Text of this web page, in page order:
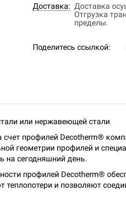
Доставка: Доставка
Отгрузка
пределы.
Поделитесь ссылкой:
или нержавеющей стали
счет профилей Decotherm®
геометрии профилей и
на сегодняшний день.
профилей Decotherm®
и позволяют